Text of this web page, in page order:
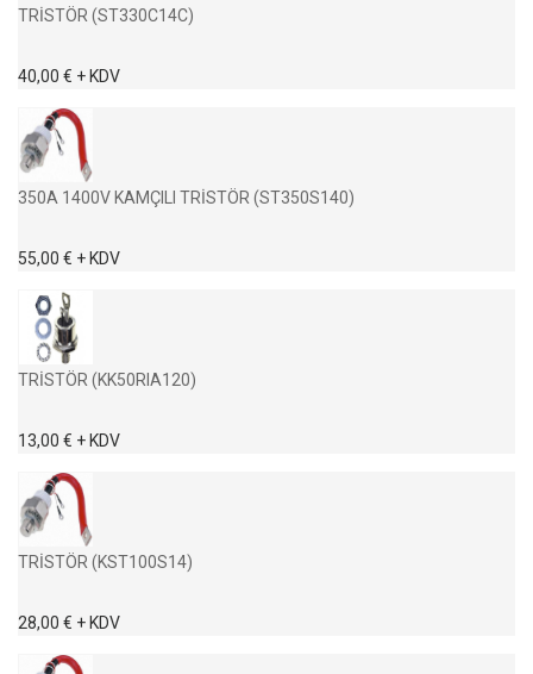
TRİSTÖR (ST330C14C)
40,00 € + KDV
350A 1400V KAMÇILI TRİSTÖR (ST350S140)
55,00 € + KDV
TRİSTÖR (KK50RIA120)
13,00 € + KDV
TRİSTÖR (KST100S14)
28,00 € + KDV